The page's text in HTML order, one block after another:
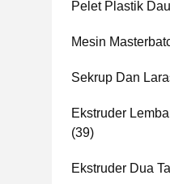
Pelet Plastik
Mesin
Sekrup Dan
Ekstruder
(39)
Ekstruder Dua